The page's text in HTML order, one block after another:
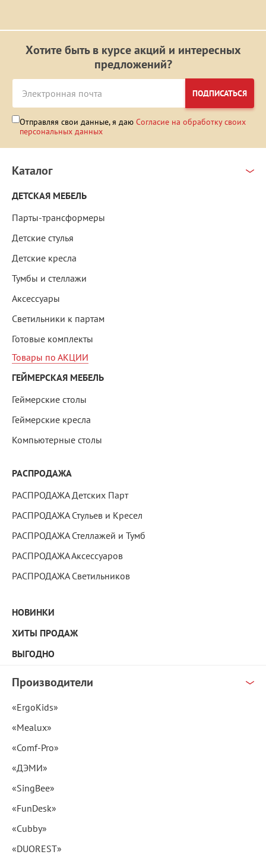
Хотите быть в курсе акций и интересных
предложений?
ПОДПИСАТЬСЯ
Отправляя свои данные, я даю Согласие на обработку своих
персональных данных
Каталог
ДЕТСКАЯ МЕБЕЛЬ
Парты-трансформеры
Детские стулья
Детские кресла
Тумбы и стеллажи
Аксессуары
Светильники к партам
Готовые комплекты
Товары по АКЦИИ
ГЕЙМЕРСКАЯ МЕБЕЛЬ
Геймерские столы
Геймерские кресла
Компьютерные столы
РАСПРОДАЖА
РАСПРОДАЖА Детских Парт
РАСПРОДАЖА Стульев и Кресел
РАСПРОДАЖА Стеллажей и Тумб
РАСПРОДАЖА Аксессуаров
РАСПРОДАЖА Светильников
НОВИНКИ
ХИТЫ ПРОДАЖ
ВЫГОДНО
Производители
«ErgoKids»
«Mealux»
«Comf-Pro»
«ДЭМИ»
«SingBee»
«FunDesk»
«Cubby»
«DUOREST»